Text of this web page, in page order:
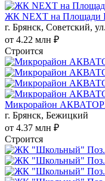
ЖК NEXT на Площади
г. Брянск, Советский,
от 4.22 млн ₽
Строится
Микрорайон
г. Брянск, Бежицкий
от 4.37 млн ₽
Строится